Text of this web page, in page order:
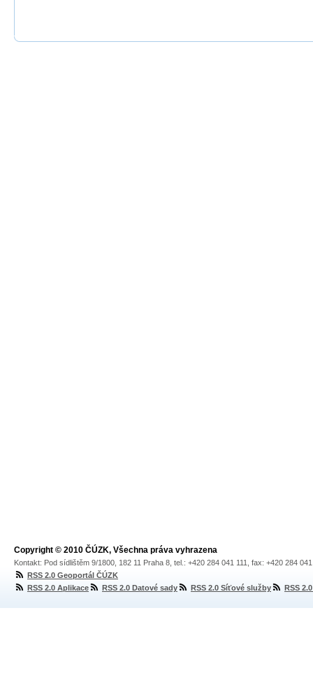
Copyright © 2010 ČÚZK, Všechna práva vyhrazena
Kontakt: Pod sídlištěm 9/1800, 182 11 Praha 8, tel.: +420 284 041 111, fax: +420 284
RSS 2.0 Geoportál ČÚZK
RSS 2.0 Aplikace
RSS 2.0 Datové sady RSS 2.0 Síťové služby RSS